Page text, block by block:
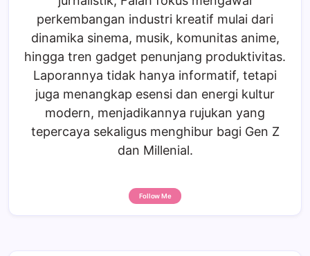
perkembangan industri kreatif mulai dari
dinamika sinema, musik, komunitas anime,
hingga tren gadget penunjang produktivitas.
Laporannya tidak hanya informatif, tetapi
juga menangkap esensi dan energi kultur
modern, menjadikannya rujukan yang
tepercaya sekaligus menghibur bagi Gen Z
dan Millenial.
Follow Me